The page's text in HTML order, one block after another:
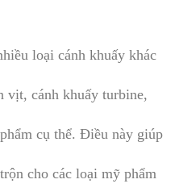
loại cánh khuấy khác
vịt, cánh khuấy turbine,
cụ thể. Điều này giúp
cho các loại mỹ phẩm